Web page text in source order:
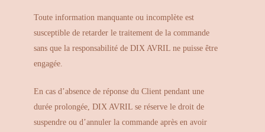
Toute information manquante ou incomplète est
susceptible de retarder le traitement de la commande
sans que la responsabilité de DIX AVRIL ne puisse être
engagée.
En cas d’absence de réponse du Client pendant une
durée prolongée, DIX AVRIL se réserve le droit de
suspendre ou d’annuler la commande après en avoir